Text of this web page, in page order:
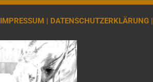
IMPRESSUM | DATENSCHUTZERKLÄRUNG |